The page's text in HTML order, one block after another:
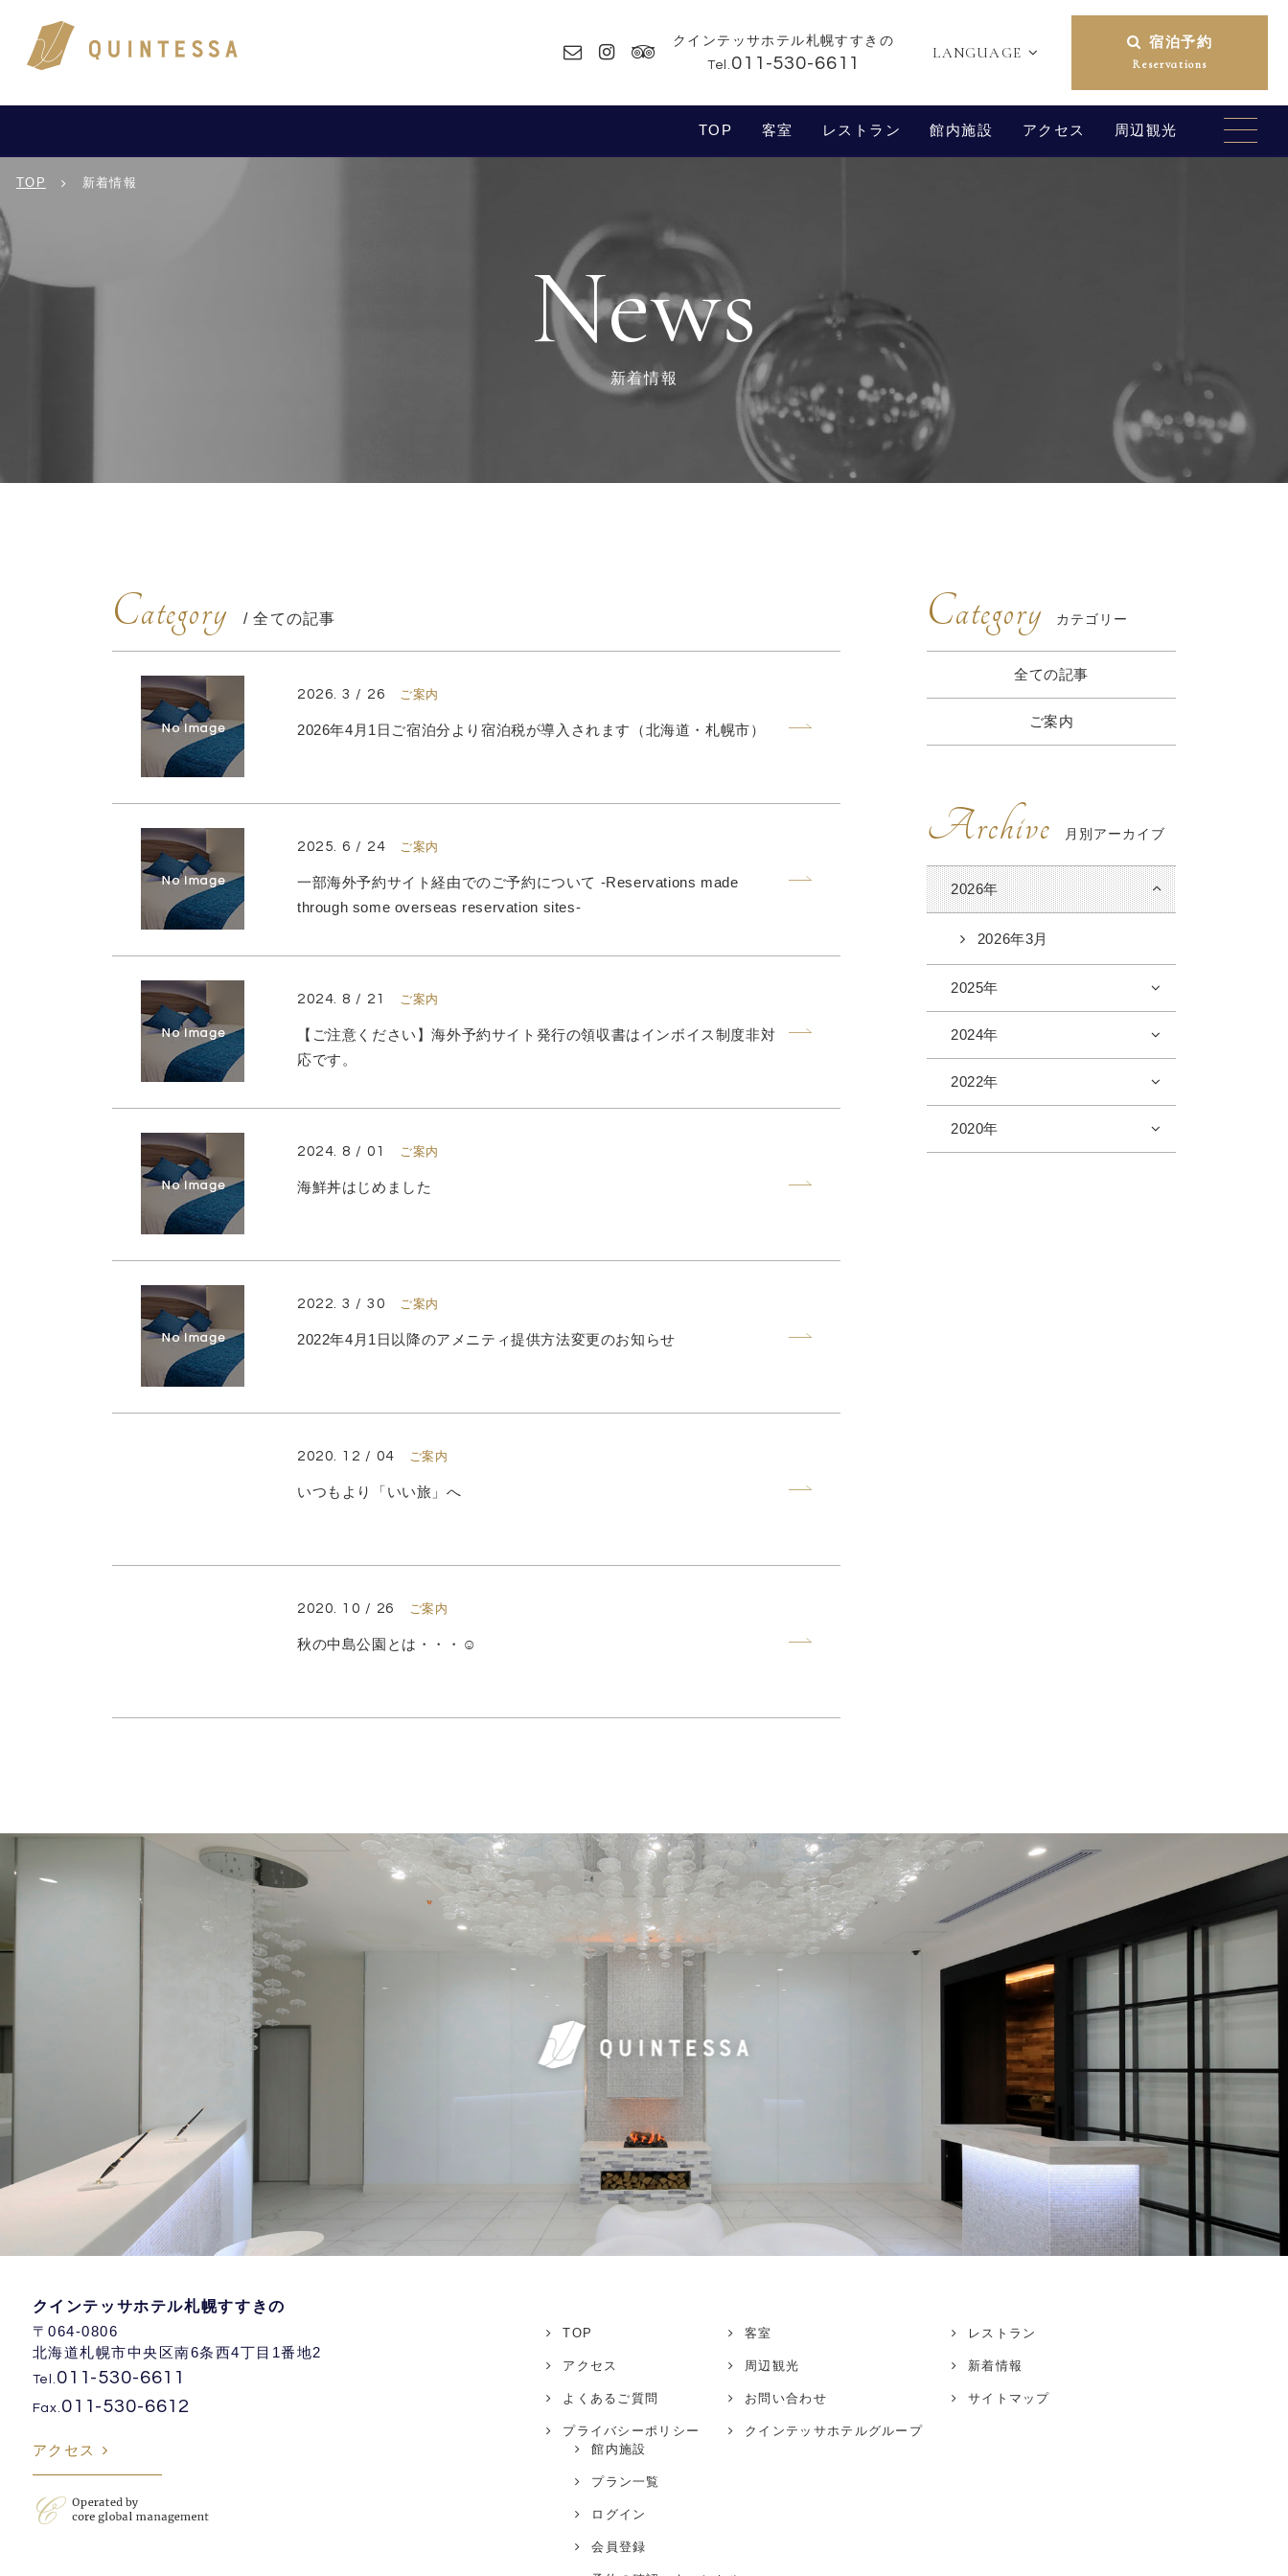
クインテッサホテル札幌すすきの
Tel. 011-530-6611
LANGUAGE
宿泊予約
Reservations
TOP 客室 レストラン 館内施設 アクセス 周辺観光
News
新着情報
TOP 新着情報
Category / 全ての記事
2026. 3 / 26 ご案内
2026年4月1日ご宿泊分より宿泊税が導入されます（北海道・札幌市）
2025. 6 / 24 ご案内
一部海外予約サイト経由でのご予約について ‐Reservations made
through some overseas reservation sites‐
2024. 8 / 21 ご案内
【ご注意ください】海外予約サイト発行の領収書はインボイス制度非対
応です。
2024. 8 / 01 ご案内
海鮮丼はじめました
2022. 3 / 30 ご案内
2022年4月1日以降のアメニティ提供方法変更のお知らせ
2020. 12 / 04 ご案内
いつもより「いい旅」へ
2020. 10 / 26 ご案内
秋の中島公園とは・・・☺
Category カテゴリー
全ての記事
ご案内
Archive 月別アーカイブ
2026年
2026年3月
2025年
2024年
2022年
2020年
クインテッサホテル札幌すすきの
〒064-0806
北海道札幌市中央区南6条西4丁目1番地2
Tel. 011-530-6611
Fax. 011-530-6612
アクセス
TOP
アクセス
よくあるご質問
プライバシーポリシー
客室
周辺観光
お問い合わせ
クインテッサホテルグループ
レストラン
新着情報
サイトマップ
館内施設
プラン一覧
ログイン
会員登録